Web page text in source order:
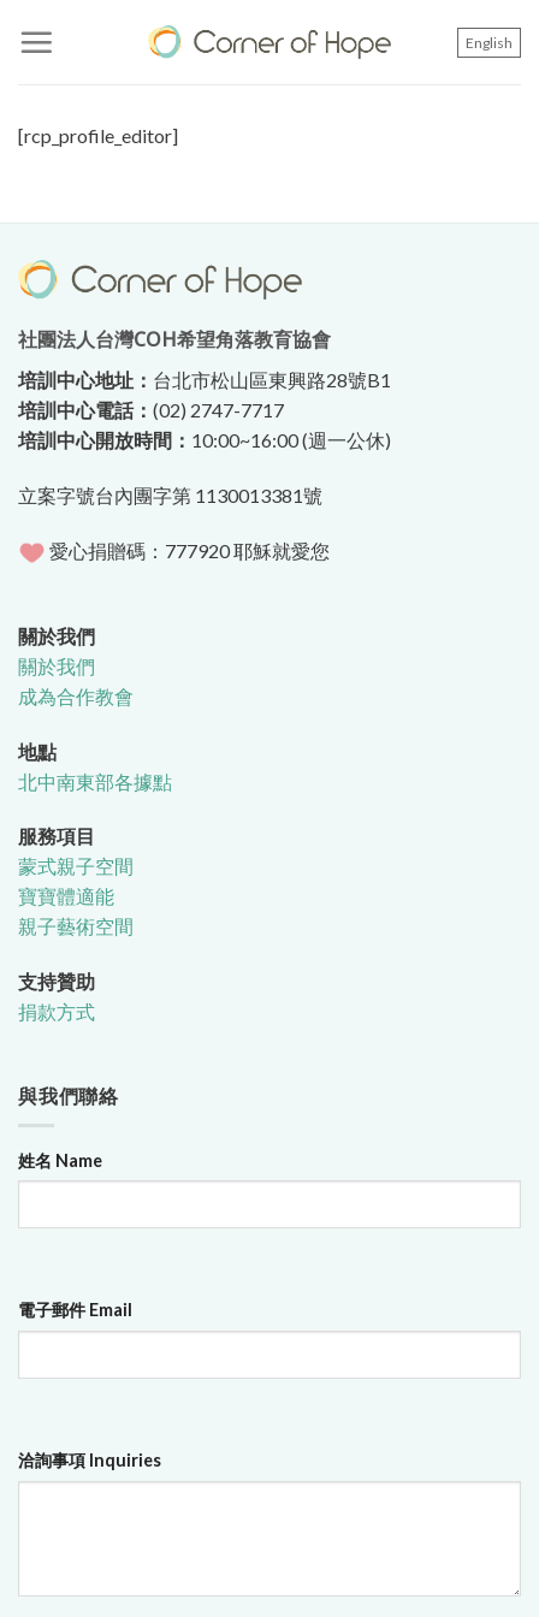
English
[rcp_profile_editor]
社團法人台灣COH希望角落教育協會
培訓中心地址： 台北市松山區東興路28號B1
培訓中心電話： (02) 2747-7717
培訓中心開放時間： 10:00~16:00 (週一公休)
立案字號台內團字第 1130013381號
愛心捐贈碼：777920 耶穌就愛您
關於我們
關於我們
成為合作教會
地點
北中南東部各據點
服務項目
蒙式親子空間
寶寶體適能
親子藝術空間
支持贊助
捐款方式
與我們聯絡
姓名 Name
電子郵件 Email
洽詢事項 Inquiries